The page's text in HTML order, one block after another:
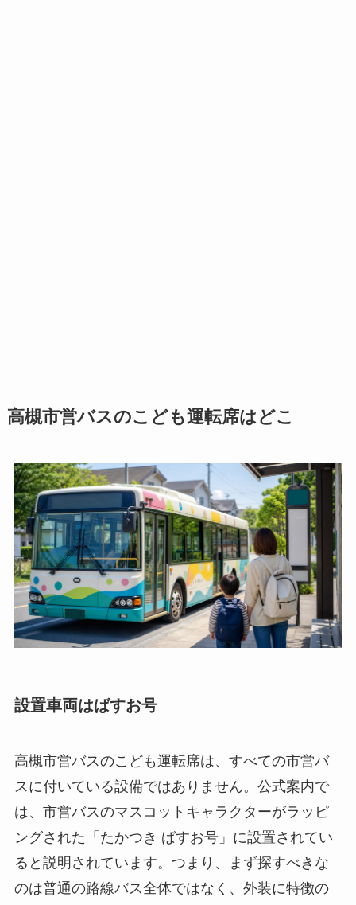
高槻市営バスのこども運転席はどこ
設置車両はばすお号
高槻市営バスのこども運転席は、すべての市営バ
スに付いている設備ではありません。公式案内で
は、市営バスのマスコットキャラクターがラッピ
ングされた「たかつき ばすお号」に設置されてい
ると説明されています。つまり、まず探すべきな
のは普通の路線バス全体ではなく、外装に特徴の